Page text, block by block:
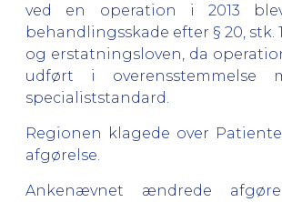
ved en operation i 2013
behandlingsskade efter § 20, stk.
og erstatningsloven, da
udført i overensstemmelse
specialiststandard.
Regionen klagede over
afgørelse.
Ankenævnet ændrede